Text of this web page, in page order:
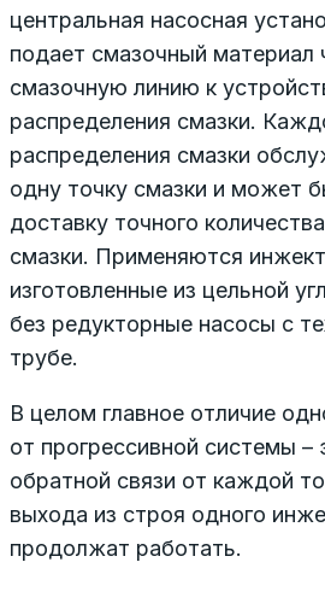
центральная насосная
подает смазочный материал
смазочную линию к
распределения смазки.
распределения смазки
одну точку смазки и может
доставку точного
смазки. Применяются
изготовленные из цельной
без редукторные насосы с
трубе.
В целом главное отличие
от прогрессивной системы –
обратной связи от каждой
выхода из строя одного
продолжат работать.